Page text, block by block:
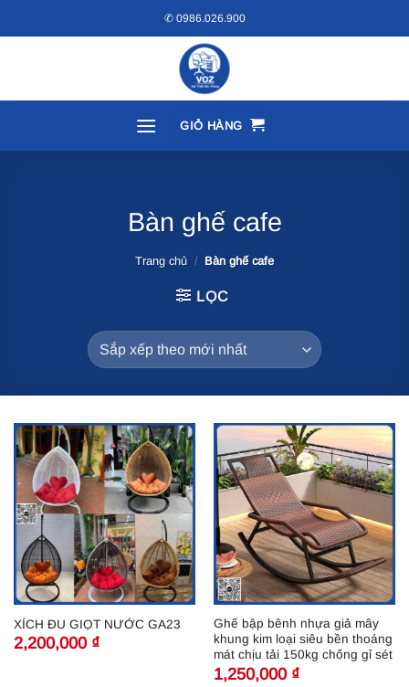
qua
✆ 0986.026.900
GIỎ HÀNG
Bàn ghế cafe
Trang chủ / Bàn ghế cafe
LỌC
XÍCH ĐU GIỌT NƯỚC GA23
2,200,000 ₫
Ghế bập bênh nhựa giả mây
khung kim loại siêu bền thoáng
mát chịu tải 150kg chống gỉ sét
1,250,000 ₫